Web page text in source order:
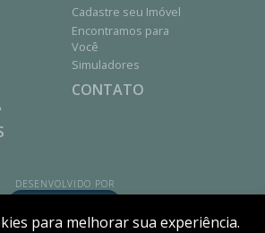
para melhorar sua experiência.
Cadastre seu Imóvel
Encontramos para
Você
Simuladores
CONTATO
DESENVOLVIDO POR